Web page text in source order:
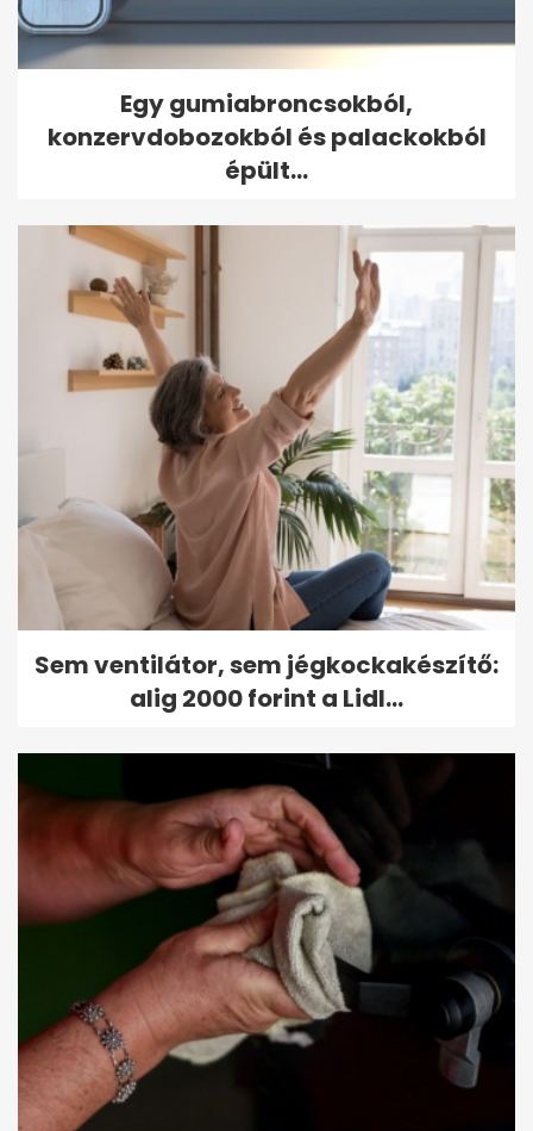
Egy gumiabroncsokból,
konzervdobozokból és palackokból
épült...
Sem ventilátor, sem jégkockakészítő:
alig 2000 forint a Lidl...